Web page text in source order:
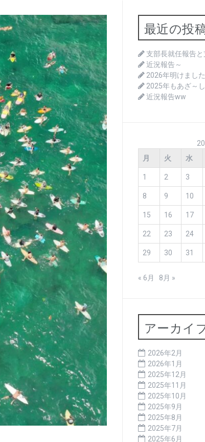
最近の投
支部長就任報告と
近況報告～
2026年明けまし
2025年もあざ～し
近況報告ww
月
火 水
1 2 3
8 9 10
15 16 17
22 23 24
29 30 31
« 6月 8月 »
アーカイ
2026年2月
2026年1月
2025年12月
2025年11月
2025年10月
2025年9月
2025年8月
2025年7月
2025年6月